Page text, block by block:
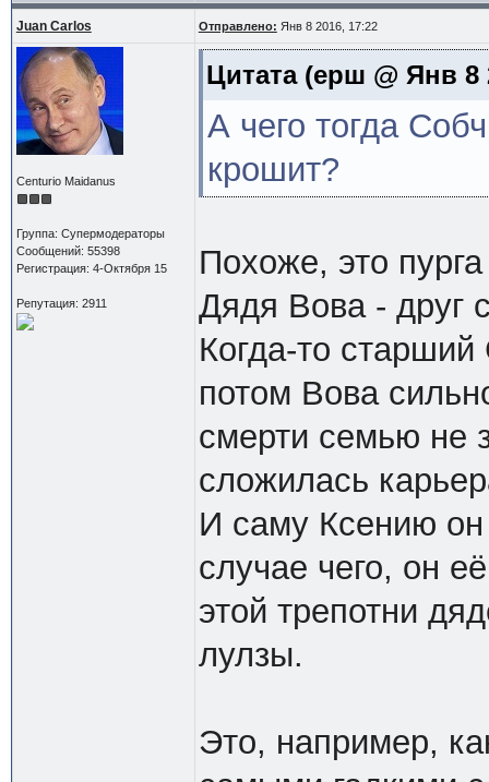
Juan Carlos Отправлено: Янв 8 2016, 17:22
Centurio Maidanus
Группа: Супермодераторы
Сообщений: 55398
Регистрация: 4-Октября 15
Репутация: 2911
Цитата(ерш @ Янв 8
А чего тогда
крошит?
Похоже, это
Дядя Вова - друг
Когда-то
потом Вова
смерти семью не
сложилась
И саму Ксению он
случае чего, он
этой трепотни
лулзы.
Это, например,